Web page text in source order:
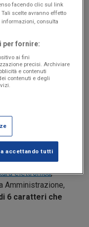
elettronica
nel capitolo più
elettronica,
Amministrazione,
6 caratteri che
facendo clic sul link
scelte avranno effetto
informazioni, consulta
per fornire:
ai fini
precisi. Archiviare
e contenuti
contenuti e degli
accettando tutti